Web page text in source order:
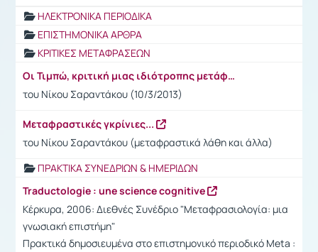
ΗΛΕΚΤΡΟΝΙΚΑ ΠΕΡΙΟΔΙΚΑ
ΕΠΙΣΤΗΜΟΝΙΚΑ ΑΡΘΡΑ
ΚΡΙΤΙΚΕΣ ΜΕΤΑΦΡΑΣΕΩΝ
Οι Τιμπώ, κριτική μιας ιδιότροπης μετάφρασης
του Νίκου Σαραντάκου (10/3/2013)
Μεταφραστικές γκρίνιες...
του Νίκου Σαραντάκου (μεταφραστικά λάθη και άλλα)
ΠΡΑΚΤΙΚΑ ΣΥΝΕΔΡΙΩΝ & ΗΜΕΡΙΔΩΝ
Traductologie : une science cognitive
Κέρκυρα, 2006: Διεθνές Συνέδριο "Μεταφρασιολογία: μια
γνωσιακή επιστήμη"
Πρακτικά δημοσιευμένα στο επιστημονικό περιοδικό Meta :